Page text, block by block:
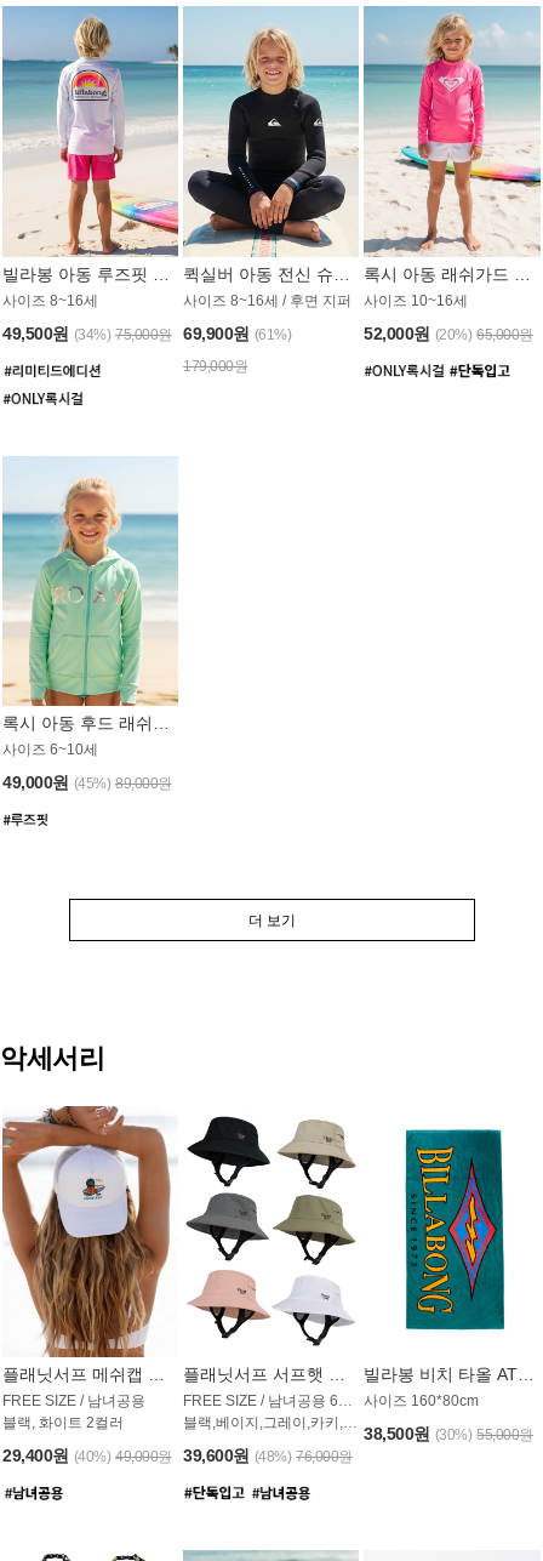
사이즈 8~16세
49,500원 (34%) 75,000원
사이즈 8~16세 / 후면 지퍼
69,900원 (61%)
179,000원
사이즈 10~16세
52,000원 (20%) 65,000원
록시 아동 후드 래쉬가드 GT764MRX
사이즈 6~10세
49,000원 (45%) 89,000원
더 보기
악세서리
FREE SIZE / 남녀공용
블랙, 화이트 2컬러
29,400원 (40%) 49,000원
블랙,베이지,그레이,카키,핑크,화이트
39,600원 (48%) 76,000원
사이즈 160*80cm
38,500원 (30%) 55,000원